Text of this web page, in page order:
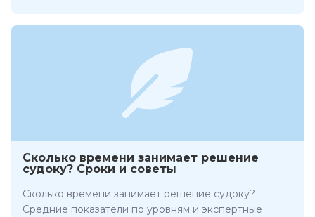
Сколько времени занимает решение
судоку? Сроки и советы
Сколько времени занимает решение судоку?
Средние показатели по уровням и экспертные